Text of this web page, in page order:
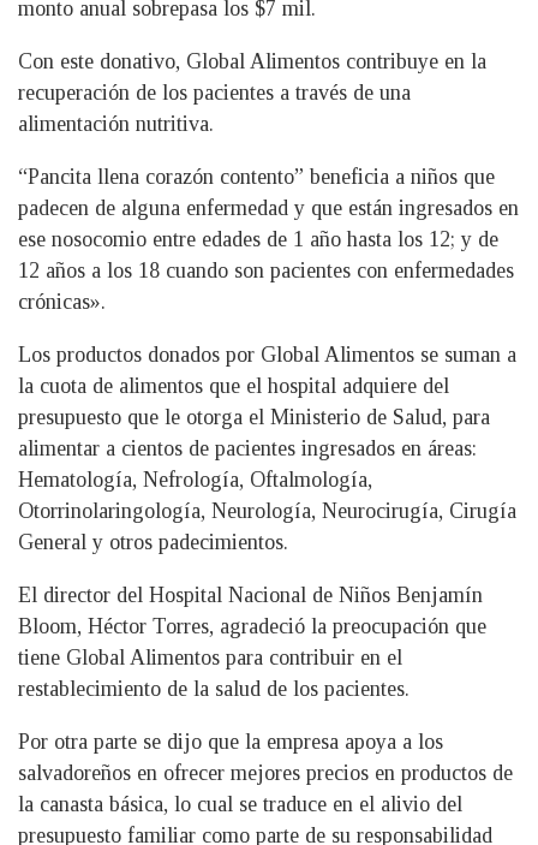
monto anual sobrepasa los $7 mil.
Con este donativo, Global Alimentos contribuye en la
recuperación de los pacientes a través de una
alimentación nutritiva.
“Pancita llena corazón contento” beneficia a niños que
padecen de alguna enfermedad y que están ingresados en
ese nosocomio entre edades de 1 año hasta los 12; y de
12 años a los 18 cuando son pacientes con enfermedades
crónicas».
Los productos donados por Global Alimentos se suman a
la cuota de alimentos que el hospital adquiere del
presupuesto que le otorga el Ministerio de Salud, para
alimentar a cientos de pacientes ingresados en áreas:
Hematología, Nefrología, Oftalmología,
Otorrinolaringología, Neurología, Neurocirugía, Cirugía
General y otros padecimientos.
El director del Hospital Nacional de Niños Benjamín
Bloom, Héctor Torres, agradeció la preocupación que
tiene Global Alimentos para contribuir en el
restablecimiento de la salud de los pacientes.
Por otra parte se dijo que la empresa apoya a los
salvadoreños en ofrecer mejores precios en productos de
la canasta básica, lo cual se traduce en el alivio del
presupuesto familiar como parte de su responsabilidad